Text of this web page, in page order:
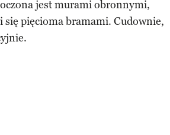
jest murami obronnymi,
się pięcioma bramami. Cudownie,